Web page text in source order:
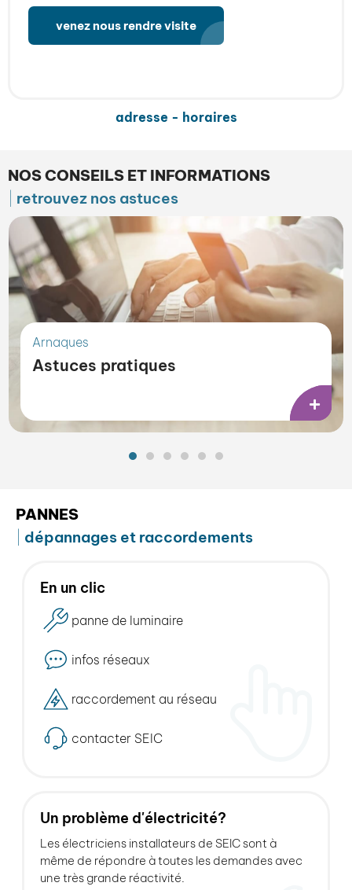
venez nous rendre visite
adresse - horaires
NOS CONSEILS ET INFORMATIONS
retrouvez nos astuces
Arnaques
Astuces pratiques
PANNES
dépannages et raccordements
En un clic
panne de luminaire
infos réseaux
raccordement au réseau
contacter SEIC
Un problème d'électricité?
Les électriciens installateurs de SEIC sont à
même de répondre à toutes les demandes avec
une très grande réactivité.